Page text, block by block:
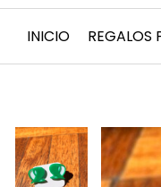
INICIO REGALOS